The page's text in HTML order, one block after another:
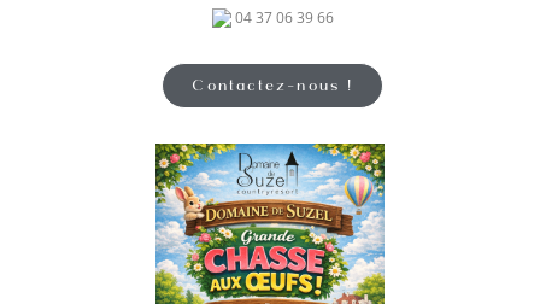
04 37 06 39 66
Contactez-nous !